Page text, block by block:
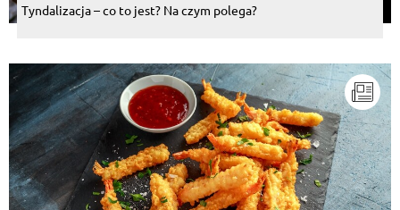
Tyndalizacja – co to jest? Na czym polega?